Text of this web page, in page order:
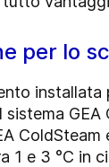
per lo
1 e 3 °C in